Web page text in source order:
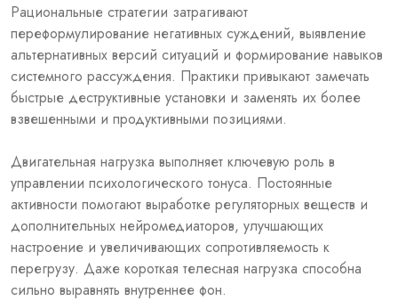
Рациональные стратегии затрагивают
переформулирование негативных суждений, выявление
альтернативных версий ситуаций и формирование навыков
системного рассуждения. Практики привыкают замечать
быстрые деструктивные установки и заменять их более
взвешенными и продуктивными позициями.
Двигательная нагрузка выполняет ключевую роль в
управлении психологического тонуса. Постоянные
активности помогают выработке регуляторных веществ и
дополнительных нейромедиаторов, улучшающих
настроение и увеличивающих сопротивляемость к
перегрузу. Даже короткая телесная нагрузка способна
сильно выравнять внутреннее фон.